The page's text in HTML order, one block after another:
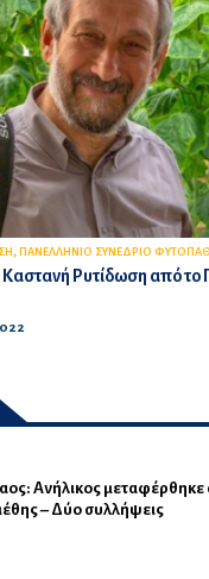
, ΠΑΝΕΛΛΗΝΙΟ ΣΥΝΕΔΡΙΟ
Καστανή Ρυτίδωση από το
Ανήλικος μεταφέρθηκε
– Δύο συλλήψεις